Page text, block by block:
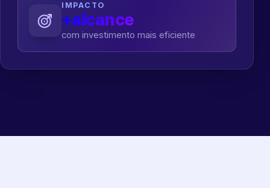
IMPACTO
+alcance
com investimento mais eficiente